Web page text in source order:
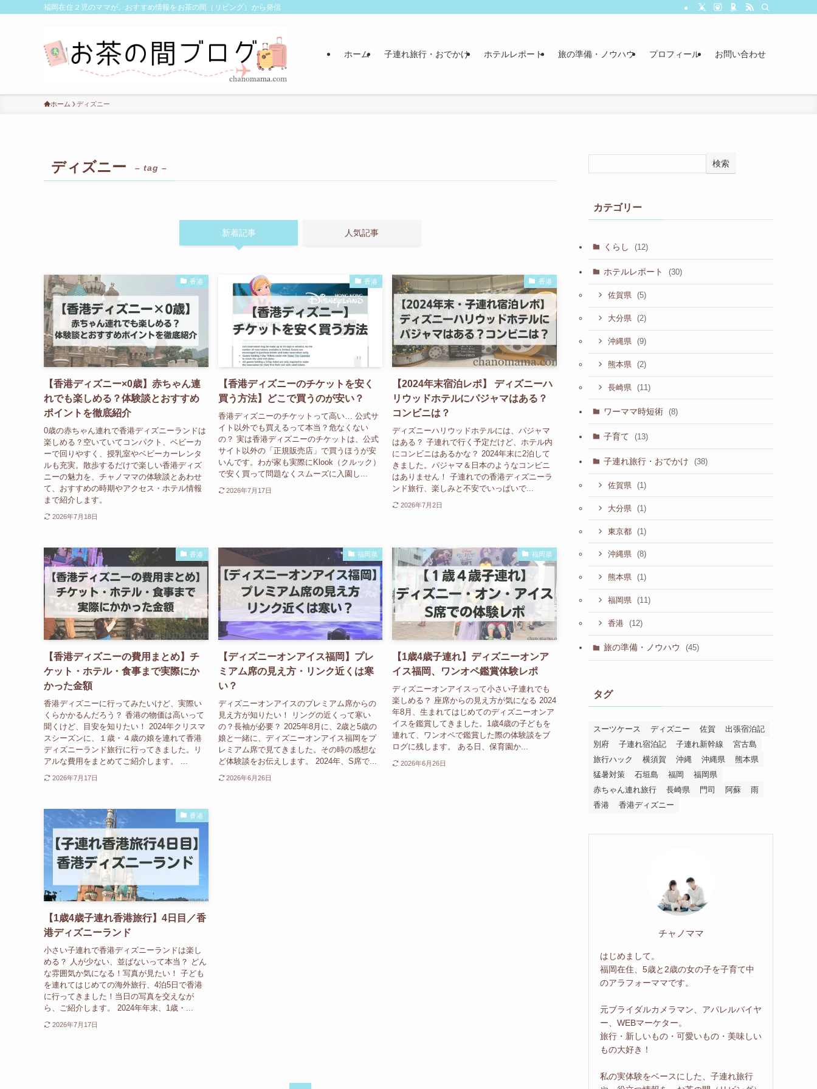
福岡在住２児のママが、おすすめ情報をお茶の間（リビング）から発信
ホーム 子連れ旅行・おでかけ ホテルレポート 旅の準備・ノウハウ プロフィール お問い合わせ
ホーム ディズニー
ディズニー – tag –
新着記事 人気記事
香港
【香港ディズニー×0歳】赤ちゃん連
れでも楽しめる？体験談とおすすめ
ポイントを徹底紹介
0歳の赤ちゃん連れで香港ディズニーランドは
楽しめる？空いていてコンパクト、ベビーカ
ーで回りやすく、授乳室やベビーカーレンタ
ルも充実。散歩するだけで楽しい香港ディズ
ニーの魅力を、チャノママの体験談とあわせ
て、おすすめの時期やアクセス・ホテル情報
まで紹介します。
2026年7月18日
香港
【香港ディズニーのチケットを安く
買う方法】どこで買うのが安い？
香港ディズニーのチケットって高い… 公式サ
イト以外でも買えるって本当？危なくない
の？ 実は香港ディズニーのチケットは、公式
サイト以外の「正規販売店」で買うほうが安
いんです。わが家も実際にKlook（クルック）
で安く買って問題なくスムーズに入園し...
2026年7月17日
香港
【2024年末宿泊レポ】 ディズニーハ
リウッドホテルにパジャマはある？
コンビニは？
ディズニーハリウッドホテルには、パジャマ
はある？ 子連れで行く予定だけど、ホテル内
にコンビニはあるかな？ 2024年末に2泊して
きました。パジャマ＆日本のようなコンビニ
はありません！ 子連れでの香港ディズニーラ
ンド旅行、楽しみと不安でいっぱいで...
2026年7月2日
香港
【香港ディズニーの費用まとめ】チ
ケット・ホテル・食事まで実際にか
かった金額
香港ディズニーに行ってみたいけど、実際い
くらかかるんだろう？ 香港の物価は高いって
聞くけど、目安を知りたい！ 2024年クリスマ
スシーズンに、１歳・４歳の娘を連れて香港
ディズニーランド旅行に行ってきました。リ
アルな費用をまとめてご紹介します。 ...
2026年7月17日
福岡県
【ディズニーオンアイス福岡】プレ
ミアム席の見え方・リンク近くは寒
い？
ディズニーオンアイスのプレミアム席からの
見え方が知りたい！ リングの近くって寒い
の？長袖が必要？ 2025年8月に、2歳と5歳の
娘と一緒に、ディズニーオンアイス福岡をプ
レミアム席で見てきました。その時の感想な
ど体験談をお伝えします。 2024年、S席で...
2026年6月26日
福岡県
【1歳4歳子連れ】ディズニーオンア
イス福岡、ワンオペ鑑賞体験レポ
ディズニーオンアイスって小さい子連れでも
楽しめる？ 座席からの見え方が気になる 2024
年8月、生まれてはじめてのディズニーオンア
イスを鑑賞してきました。1歳4歳の子どもを
連れて、ワンオペで鑑賞した際の体験談をブ
ログに残します。 ある日、保育園か...
2026年6月26日
香港
【1歳4歳子連れ香港旅行】4日目／香
港ディズニーランド
小さい子連れで香港ディズニーランドは楽し
める？ 人が少ない、並ばないって本当？ どん
な雰囲気か気になる！写真が見たい！ 子ども
を連れてはじめての海外旅行、4泊5日で香港
に行ってきました！当日の写真を交えなが
ら、ご紹介します。 2024年年末、1歳・...
2026年7月17日
検索
カテゴリー
くらし (12)
ホテルレポート (30)
佐賀県 (5)
大分県 (2)
沖縄県 (9)
熊本県 (2)
長崎県 (11)
ワーママ時短術 (8)
子育て (13)
子連れ旅行・おでかけ (38)
佐賀県 (1)
大分県 (1)
東京都 (1)
沖縄県 (8)
熊本県 (1)
福岡県 (11)
香港 (12)
旅の準備・ノウハウ (45)
タグ
スーツケース ディズニー 佐賀
出張宿泊記
別府
子連れ宿泊記 子連れ新幹線
宮古島
旅行ハック
横須賀 沖縄 沖縄県
熊本県
猛暑対策
石垣島 福岡
福岡県
赤ちゃん連れ旅行
長崎県 門司 阿蘇
雨
香港
香港ディズニー
チャノママ
はじめまして。
福岡在住、5歳と2歳の女の子を子育て中
のアラフォーママです。
元ブライダルカメラマン、アパレルバイヤ
ー、WEBマーケター。
旅行・新しいもの・可愛いもの・美味しい
もの大好き！
私の実体験をベースにした、子連れ旅行